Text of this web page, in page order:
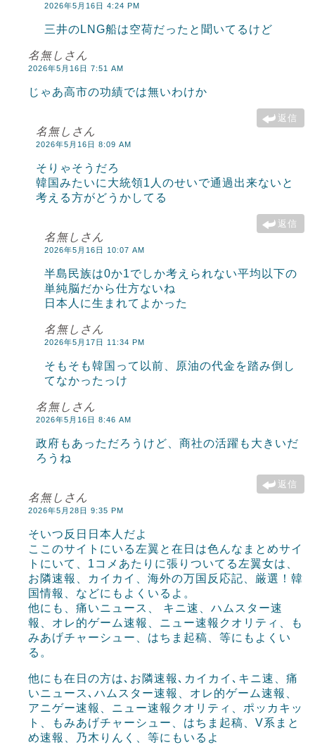
2026年5月16日 4:24 PM
三井のLNG船は空荷だったと聞いてるけど
名無しさん
2026年5月16日 7:51 AM
じゃあ高市の功績では無いわけか
返信
名無しさん
2026年5月16日 8:09 AM
そりゃそうだろ
韓国みたいに大統領1人のせいで通過出来ないと
考える方がどうかしてる
返信
名無しさん
2026年5月16日 10:07 AM
半島民族は0か1でしか考えられない平均以下の
単純脳だから仕方ないね
日本人に生まれてよかった
名無しさん
2026年5月17日 11:34 PM
そもそも韓国って以前、原油の代金を踏み倒し
てなかったっけ
名無しさん
2026年5月16日 8:46 AM
政府もあっただろうけど、商社の活躍も大きいだ
ろうね
返信
名無しさん
2026年5月28日 9:35 PM
そいつ反日日本人だよ
ここのサイトにいる左翼と在日は色んなまとめサイ
トにいて、1コメあたりに張りついてる左翼女は、
お隣速報、カイカイ、海外の万国反応記、厳選！韓
国情報、などにもよくいるよ。
他にも、痛いニュース、 キニ速、ハムスター速
報、オレ的ゲーム速報、ニュー速報クオリティ、も
みあげチャーシュー、はちま起稿、等にもよくい
る。
他にも在日の方は､お隣速報､カイカイ､キニ速、痛
いニュース､ハムスター速報、オレ的ゲーム速報、
アニゲー速報、ニュー速報クオリティ、ポッカキッ
ト、もみあげチャーシュー、はちま起稿、V系まと
め速報、乃木りんく、等にもいるよ